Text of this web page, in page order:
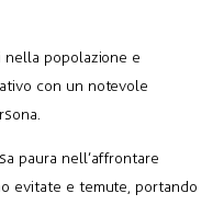
nella popolazione e
con un notevole
paura nell’affrontare
evitate e temute, portando